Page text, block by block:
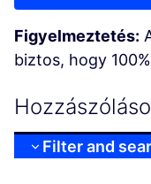
Figyelmeztetés:
biztos, hogy
Filter and